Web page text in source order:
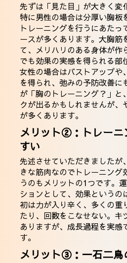
先ずは「見た目」が大きく変
特に男性の場合は分厚い胸板
トレーニングを行うにあたっ
ースが多くあります。大胸筋
て、メリハリのある身体が作
でも効果の実感を得られる部
女性の場合はバストアップや
を得られ、弛みの予防改善に
が「胸のトレーニング？」と
クが出るかもしれませんが、
が多くあります。
メリット②：トレーニ
すい
先述させていただきましたが
きな筋肉なのでトレーニング
うのもメリットの1つです。
ションとして、効果というの
初は力が入り辛く、多くの重
たり、回数をこなせない。キ
ありますが、成長過程を実感
す。
メリット③：一石二鳥